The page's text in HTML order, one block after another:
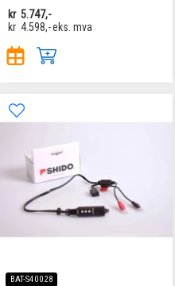
kr 5.747,-
kr 4.598,-eks. mva
BAT-S40028